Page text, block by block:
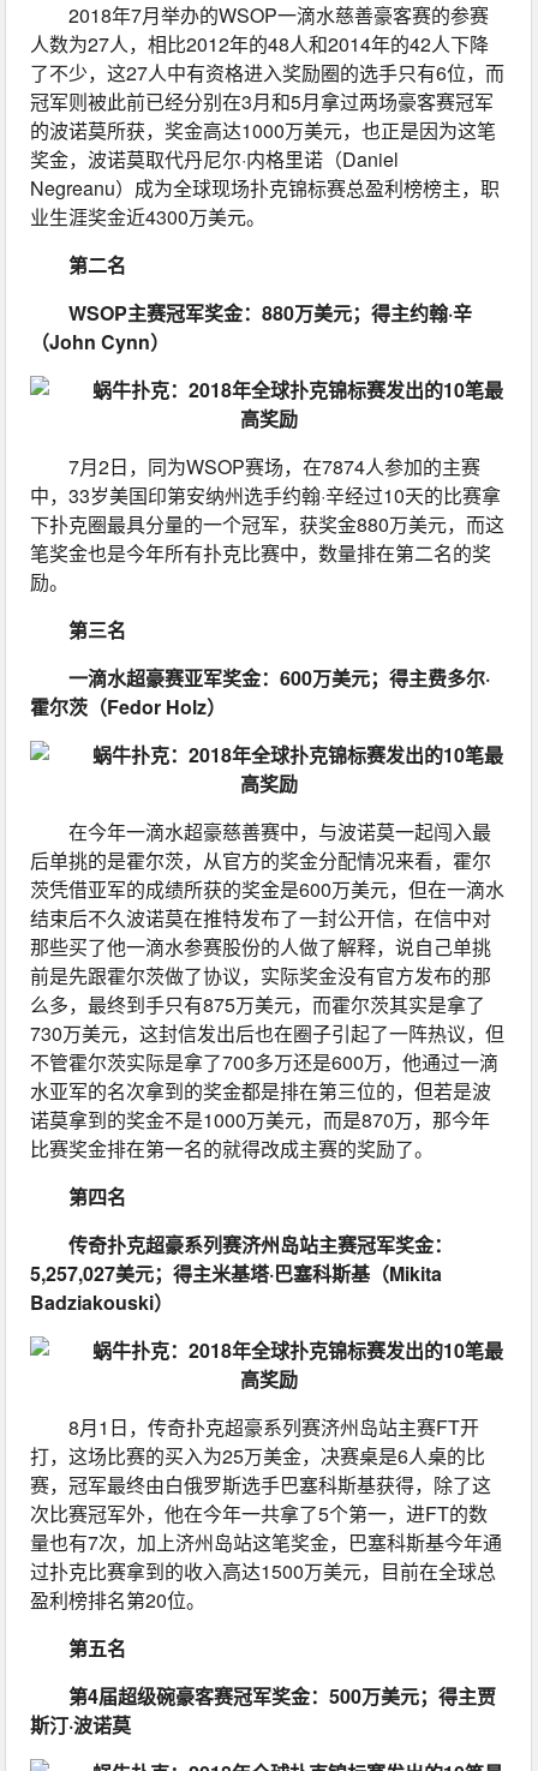
2018年7月举办的WSOP一滴水慈善豪客赛的参赛
人数为27人，相比2012年的48人和2014年的42人下降
了不少，这27人中有资格进入奖励圈的选手只有6位，而
冠军则被此前已经分别在3月和5月拿过两场豪客赛冠军
的波诺莫所获，奖金高达1000万美元，也正是因为这笔
奖金，波诺莫取代丹尼尔·内格里诺（Daniel
Negreanu）成为全球现场扑克锦标赛总盈利榜榜主，职
业生涯奖金近4300万美元。
第二名
WSOP主赛冠军奖金：880万美元；得主约翰·辛
（John Cynn）
7月2日，同为WSOP赛场，在7874人参加的主赛
中，33岁美国印第安纳州选手约翰·辛经过10天的比赛拿
下扑克圈最具分量的一个冠军，获奖金880万美元，而这
笔奖金也是今年所有扑克比赛中，数量排在第二名的奖
励。
第三名
一滴水超豪赛亚军奖金：600万美元；得主费多尔·
霍尔茨（Fedor Holz）
在今年一滴水超豪慈善赛中，与波诺莫一起闯入最
后单挑的是霍尔茨，从官方的奖金分配情况来看，霍尔
茨凭借亚军的成绩所获的奖金是600万美元，但在一滴水
结束后不久波诺莫在推特发布了一封公开信，在信中对
那些买了他一滴水参赛股份的人做了解释，说自己单挑
前是先跟霍尔茨做了协议，实际奖金没有官方发布的那
么多，最终到手只有875万美元，而霍尔茨其实是拿了
730万美元，这封信发出后也在圈子引起了一阵热议，但
不管霍尔茨实际是拿了700多万还是600万，他通过一滴
水亚军的名次拿到的奖金都是排在第三位的，但若是波
诺莫拿到的奖金不是1000万美元，而是870万，那今年
比赛奖金排在第一名的就得改成主赛的奖励了。
第四名
传奇扑克超豪系列赛济州岛站主赛冠军奖金：
5,257,027美元；得主米基塔·巴塞科斯基（Mikita
Badziakouski）
8月1日，传奇扑克超豪系列赛济州岛站主赛FT开
打，这场比赛的买入为25万美金，决赛桌是6人桌的比
赛，冠军最终由白俄罗斯选手巴塞科斯基获得，除了这
次比赛冠军外，他在今年一共拿了5个第一，进FT的数
量也有7次，加上济州岛站这笔奖金，巴塞科斯基今年通
过扑克比赛拿到的收入高达1500万美元，目前在全球总
盈利榜排名第20位。
第五名
第4届超级碗豪客赛冠军奖金：500万美元；得主贾
斯汀·波诺莫